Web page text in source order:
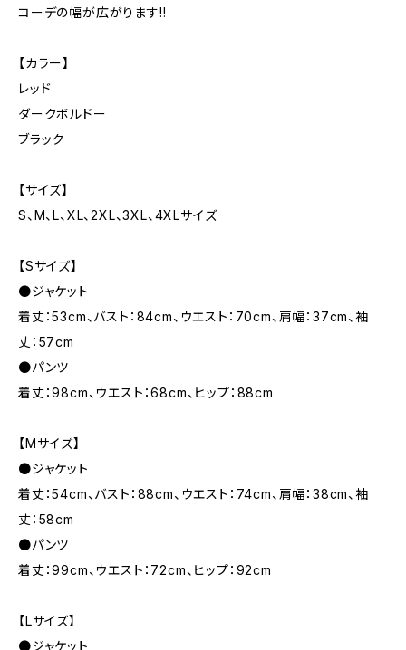
コーデの幅が広がります!!
【カラー】
レッド
ダークボルドー
ブラック
【サイズ】
S、M、L、XL、2XL、3XL、4XLサイズ
【Sサイズ】
●ジャケット
着丈：53cm、バスト：84cm、ウエスト：70cm、肩幅：37cm、袖
丈：57cm
●パンツ
着丈：98cm、ウエスト：68cm、ヒップ：88cm
【Mサイズ】
●ジャケット
着丈：54cm、バスト：88cm、ウエスト：74cm、肩幅：38cm、袖
丈：58cm
●パンツ
着丈：99cm、ウエスト：72cm、ヒップ：92cm
【Lサイズ】
●ジャケット